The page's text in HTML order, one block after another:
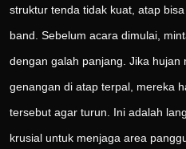
struktur tenda tidak kuat, atap
band. Sebelum acara dimulai,
dengan galah panjang. Jika hujan
genangan di atap terpal, mereka
tersebut agar turun. Ini adalah
krusial untuk menjaga area